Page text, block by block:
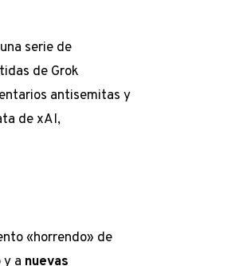
serie de
de Grok
antisemitas y
de xAI,
«horrendo» de
y a nuevas